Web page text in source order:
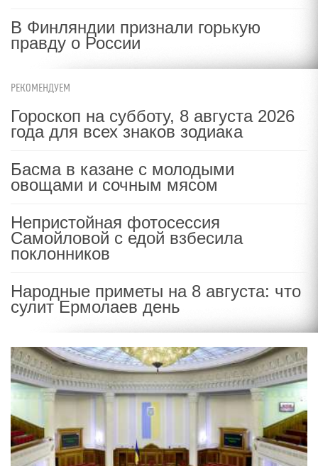
В Финляндии признали горькую
правду о России
РЕКОМЕНДУЕМ
Гороскоп на субботу, 8 августа 2026
года для всех знаков зодиака
Басма в казане с молодыми
овощами и сочным мясом
Непристойная фотосессия
Самойловой с едой взбесила
поклонников
Народные приметы на 8 августа: что
сулит Ермолаев день